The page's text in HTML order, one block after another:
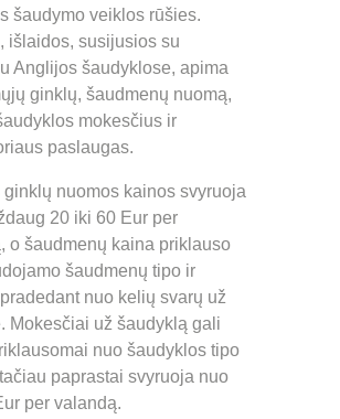
šaudymo veiklos rūšies.
išlaidos, susijusios su
Anglijos šaudyklose, apima
ginklų, šaudmenų nuomą,
mokesčius ir
paslaugas.
ginklų nuomos kainos svyruoja
20 iki 60 Eur per
o šaudmenų kaina priklauso
šaudmenų tipo ir
nuo kelių svarų už
Mokesčiai už šaudyklą gali
nuo šaudyklos tipo
paprastai svyruoja nuo
per valandą.